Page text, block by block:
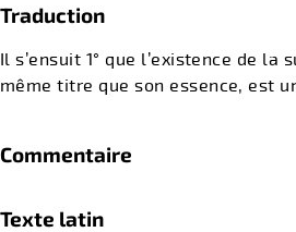
Traduction
Il s’ensuit 1° que l’existence de la
même titre que son essence, est
Commentaire
Texte latin